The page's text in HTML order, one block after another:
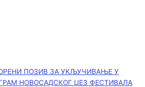
ПОЗИВ ЗА УКЉУЧИВАЊЕ У
НОВОСАДСКОГ ЏЕЗ ФЕСТИВАЛА